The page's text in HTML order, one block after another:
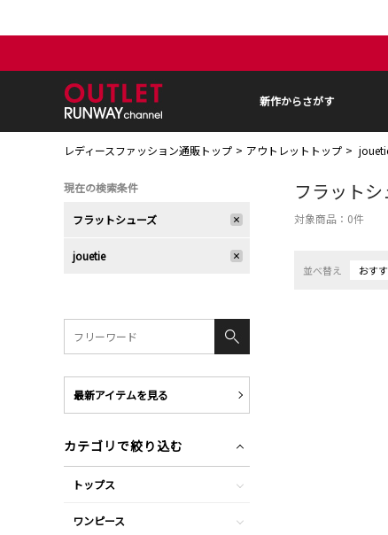
新作からさがす
レディースファッション通販トップ アウトレットトップ
フラット
対象商品： 0件
並べ替え おす
現在の検索条件
フラットシューズ
jouetie
最新アイテムを見る
カテゴリで絞り込む
トップス
ワンピース